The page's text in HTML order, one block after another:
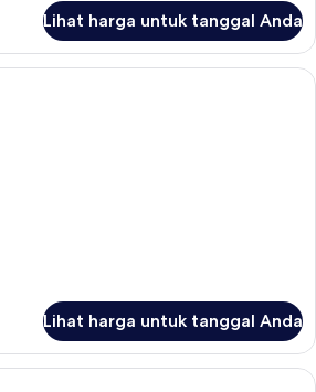
Lihat harga untuk tanggal Anda
Suite Eksekutif | Selimut bulu angsa,
Lihat harga untuk tanggal Anda
Suite Bisnis | Selimut bulu angsa,